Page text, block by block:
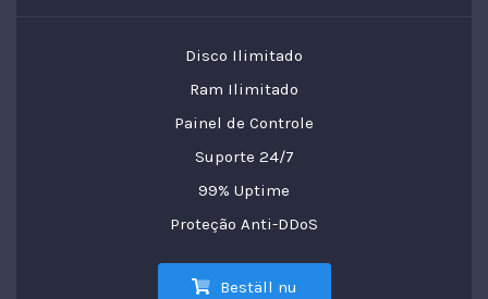
Disco Ilimitado
Ram Ilimitado
Painel de Controle
Suporte 24/7
99% Uptime
Proteção Anti-DDoS
Beställ nu